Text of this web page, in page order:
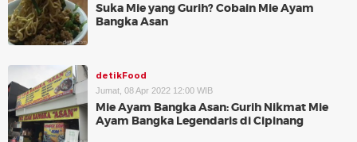
Suka Mie yang Gurih? Cobain Mie Ayam
Bangka Asan
detikFood
Jumat, 08 Apr 2022 12:00 WIB
Mie Ayam Bangka Asan: Gurih Nikmat Mie
Ayam Bangka Legendaris di Cipinang